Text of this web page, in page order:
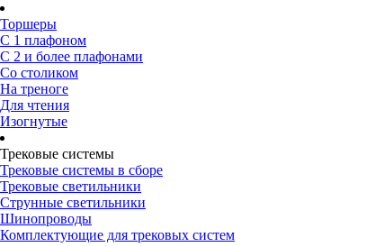
Торшеры
С 1 плафоном
С 2 и более плафонами
Со столиком
На треноге
Для чтения
Изогнутые
Трековые системы
Трековые системы в сборе
Трековые светильники
Струнные светильники
Шинопроводы
Комплектующие для трековых систем